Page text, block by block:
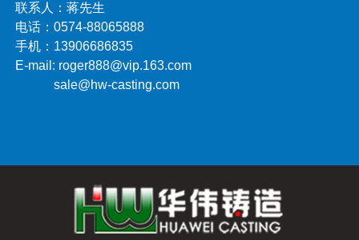
联系人：蒋先生
电话：0574-88065888
手机：13906686835
E-mail: roger888@vip.163.com
sale@hw-casting.com